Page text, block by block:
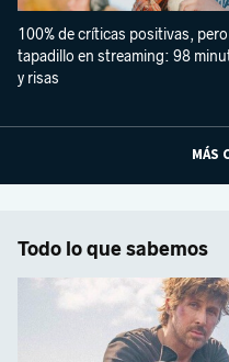
100% de críticas positivas,
tapadillo en streaming: 98
y risas
MÁS
Todo lo que sabemos